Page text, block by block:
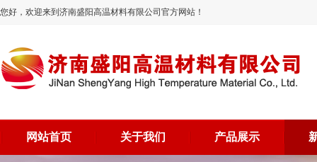
您好，欢迎来到济南盛阳高温材料有限公司官方网站！
网站首页 关于我们 产品展示